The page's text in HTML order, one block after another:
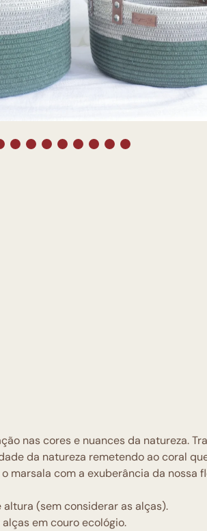
nas cores e nuances da natureza.
da natureza remetendo ao coral
marsala com a exuberância da nossa
altura (sem considerar as alças).
em couro ecológio.